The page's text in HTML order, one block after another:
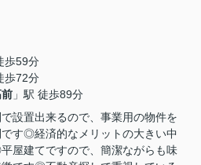
歩59分
歩72分
」駅 徒歩89分
設置出来るので、事業用の物件を
す◎経済的なメリットの大きい中
屋建てですので、簡潔ながらも味